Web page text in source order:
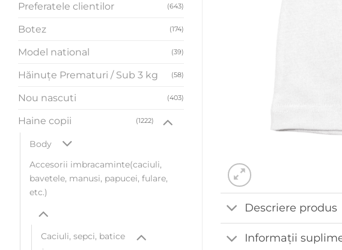
Preferatele clientilor (643)
Botez (174)
Model national (39)
Hăinuțe Prematuri / Sub 3 kg (58)
Nou nascuti (403)
Haine copii (1222)
Body
Accesorii imbracaminte(caciuli,
bavetele, manusi, papucei, fulare,
etc.)
Caciuli, sepci, batice
Descriere produs
Informații